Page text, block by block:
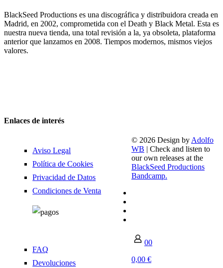
BlackSeed Productions es una discográfica y distribuidora creada en
Madrid, en 2002, comprometida con el Death y Black Metal. Esta es
nuestra nueva tienda, una total revisión a la, ya obsoleta, plataforma
anterior que lanzamos en 2008. Tiempos modernos, mismos viejos
valores.
Enlaces de interés
Aviso Legal
Política de Cookies
Privacidad de Datos
Condiciones de Venta
FAQ
Devoluciones
© 2026 Design by Adolfo
WB | Check and listen to
our own releases at the
BlackSeed Productions
Bandcamp.
00
0,00 €